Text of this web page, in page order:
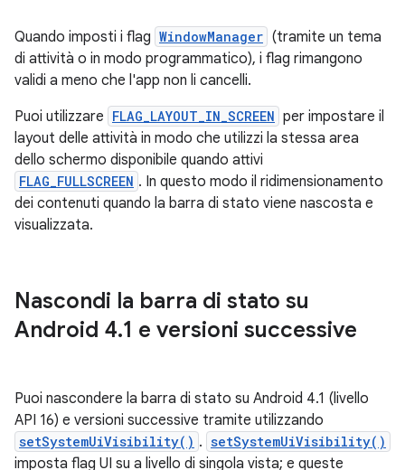
Quando imposti i flag WindowManager (tramite un tema
di attività o in modo programmatico), i flag rimangono
validi a meno che l'app non li cancelli.
Puoi utilizzare FLAG_LAYOUT_IN_SCREEN per impostare il
layout delle attività in modo che utilizzi la stessa area
dello schermo disponibile quando attivi
FLAG_FULLSCREEN . In questo modo il ridimensionamento
dei contenuti quando la barra di stato viene nascosta e
visualizzata.
Nascondi la barra di stato su
Android 4.1 e versioni successive
Puoi nascondere la barra di stato su Android 4.1 (livello
API 16) e versioni successive tramite utilizzando
setSystemUiVisibility() . setSystemUiVisibility()
imposta flag UI su a livello di singola vista; e queste